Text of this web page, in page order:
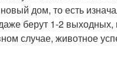
дом, то есть
берут 1-2 выходных,
случае, животное